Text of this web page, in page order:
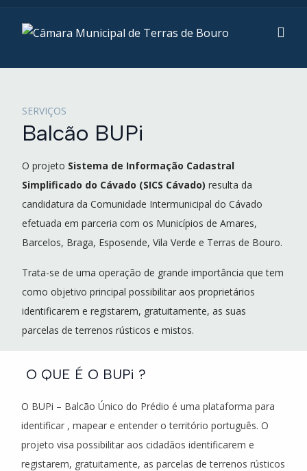
SERVIÇOS
Balcão BUPi
O projeto Sistema de Informação Cadastral
Simplificado do Cávado (SICS Cávado) resulta da
candidatura da Comunidade Intermunicipal do Cávado
efetuada em parceria com os Municípios de Amares,
Barcelos, Braga, Esposende, Vila Verde e Terras de Bouro.
Trata-se de uma operação de grande importância que tem
como objetivo principal possibilitar aos proprietários
identificarem e registarem, gratuitamente, as suas
parcelas de terrenos rústicos e mistos.
O QUE É O BUPi ?
O BUPi – Balcão Único do Prédio é uma plataforma para
identificar , mapear e entender o território português. O
projeto visa possibilitar aos cidadãos identificarem e
registarem, gratuitamente, as parcelas de terrenos rústicos